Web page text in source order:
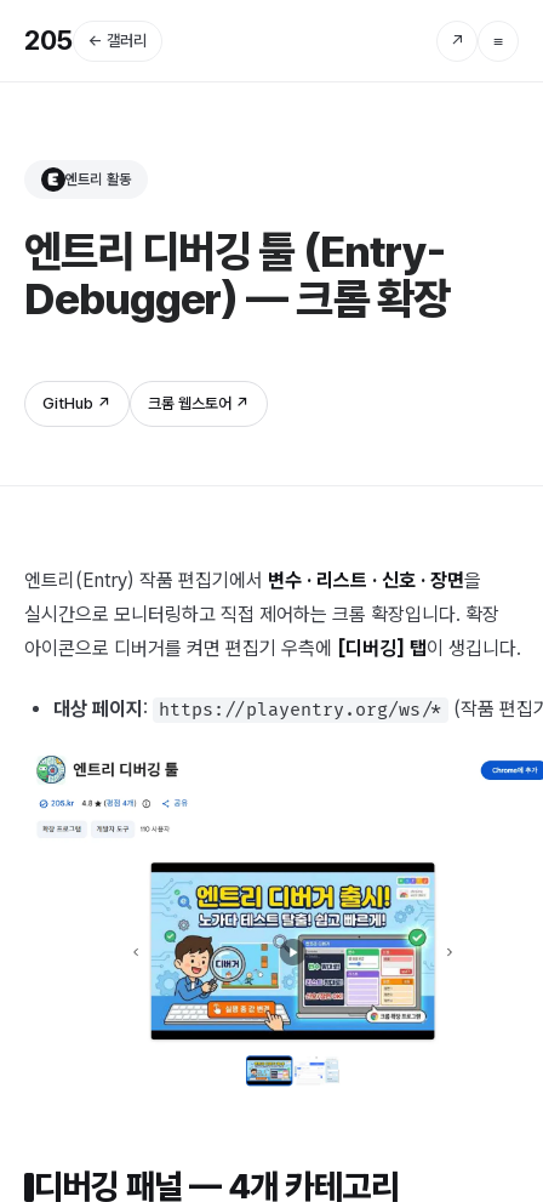
205 ← 갤러리 ↗ ≡
E 엔트리 활동
엔트리 디버깅 툴 (Entry-
Debugger) — 크롬 확장
GitHub ↗ 크롬 웹스토어 ↗
엔트리(Entry) 작품 편집기에서 변수 · 리스트 · 신호 · 장면을
실시간으로 모니터링하고 직접 제어하는 크롬 확장입니다. 확장
아이콘으로 디버거를 켜면 편집기 우측에
[디버깅] 탭이 생깁니다.
대상 페이지 : https://playentry.org/ws/* (작품 편집
디버깅 패널 — 4개 카테고리